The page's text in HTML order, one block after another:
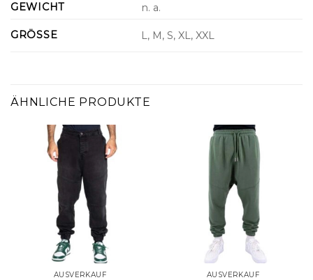
GEWICHT n. a.
GRÖSSE L, M, S, XL, XXL
ÄHNLICHE PRODUKTE
AUSVERKAUF AUSVERKAUF